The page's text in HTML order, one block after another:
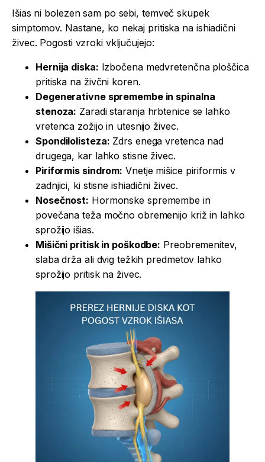
Išias ni bolezen sam po sebi, temveč skupek
simptomov. Nastane, ko nekaj pritiska na ishiadični
živec. Pogosti vzroki vključujejo:
Hernija diska: Izbočena medvretenčna ploščica
pritiska na živčni koren.
Degenerativne spremembe in spinalna
stenoza: Zaradi staranja hrbtenice se lahko
vretenca zožijo in utesnijo živec.
Spondilolisteza: Zdrs enega vretenca nad
drugega, kar lahko stisne živec.
Piriformis sindrom: Vnetje mišice piriformis v
zadnjici, ki stisne ishiadični živec.
Nosečnost: Hormonske spremembe in
povečana teža močno obremenijo križ in lahko
sprožijo išias.
Mišični pritisk in poškodbe: Preobremenitev,
slaba drža ali dvig težkih predmetov lahko
sprožijo pritisk na živec.